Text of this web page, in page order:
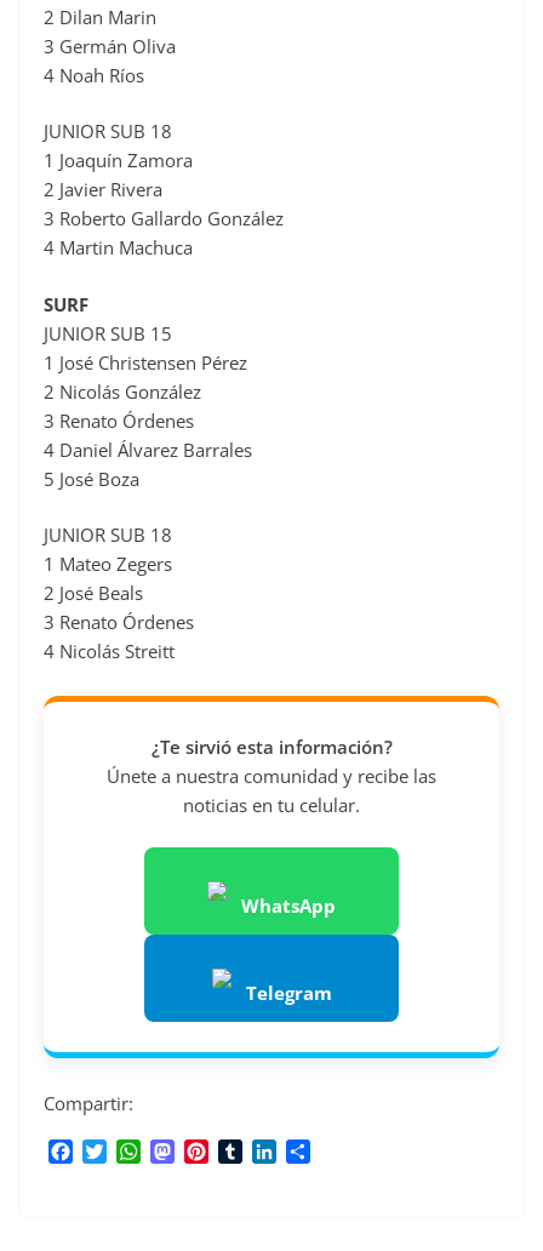
2 Dilan Marin
3 Germán Oliva
4 Noah Ríos
JUNIOR SUB 18
1 Joaquín Zamora
2 Javier Rivera
3 Roberto Gallardo González
4 Martin Machuca
SURF
JUNIOR SUB 15
1 José Christensen Pérez
2 Nicolás González
3 Renato Órdenes
4 Daniel Álvarez Barrales
5 José Boza
JUNIOR SUB 18
1 Mateo Zegers
2 José Beals
3 Renato Órdenes
4 Nicolás Streitt
¿Te sirvió esta información?
Únete a nuestra comunidad y recibe las
noticias en tu celular.
WhatsApp
Telegram
Compartir:
T
W
M
P
T